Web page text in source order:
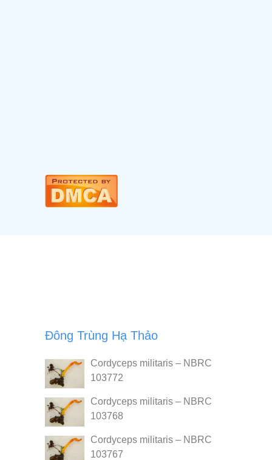
Đông Trùng Hạ Thảo
Cordyceps militaris – NBRC
103772
Cordyceps militaris – NBRC
103768
Cordyceps militaris – NBRC
103767